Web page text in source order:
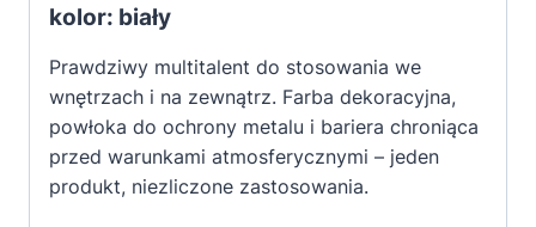
kolor: biały
Prawdziwy multitalent do stosowania we
wnętrzach i na zewnątrz. Farba dekoracyjna,
powłoka do ochrony metalu i bariera chroniąca
przed warunkami atmosferycznymi – jeden
produkt, niezliczone zastosowania.